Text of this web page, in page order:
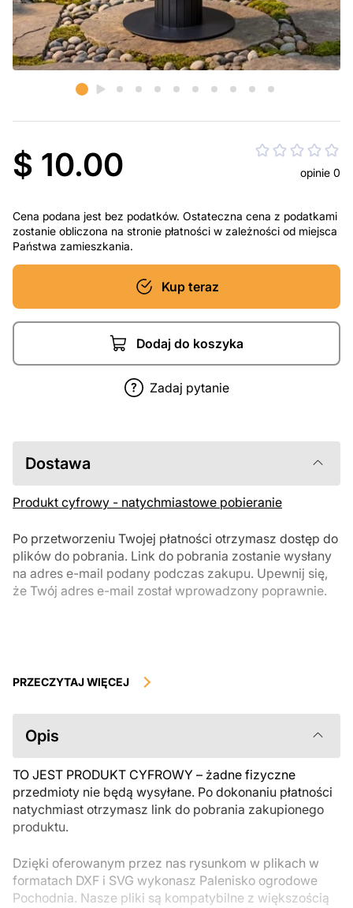
$ 10.00 opinie 0
Cena podana jest bez podatków. Ostateczna cena z podatkami
zostanie obliczona na stronie płatności w zależności od miejsca
Państwa zamieszkania.
Kup teraz
Dodaj do koszyka
Zadaj pytanie
Dostawa
Produkt cyfrowy - natychmiastowe pobieranie
Po przetworzeniu Twojej płatności otrzymasz dostęp do
plików do pobrania. Link do pobrania zostanie wysłany
na adres e-mail podany podczas zakupu. Upewnij się,
że Twój adres e-mail został wprowadzony poprawnie.
podlegają zwrotowi ani wymianie po ich pobraniu. Zalecamy
przed zakupem. Jeśli masz jakiekolwiek problemy z zamówieniem,
skontaktuj się bezpośrednio ze sprzedawcą.
PRZECZYTAJ WIĘCEJ
Opis
TO JEST PRODUKT CYFROWY – żadne fizyczne
przedmioty nie będą wysyłane. Po dokonaniu płatności
natychmiast otrzymasz link do pobrania zakupionego
produktu.
Dzięki oferowanym przez nas rysunkom w plikach w
formatach DXF i SVG wykonasz Palenisko ogrodowe
Pochodnia. Nasze pliki są kompatybilne z większością